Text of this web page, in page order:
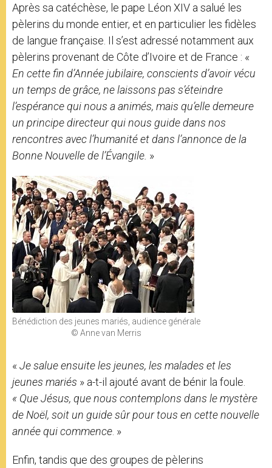
Après sa catéchèse, le pape Léon XIV a salué les
pèlerins du monde entier, et en particulier les fidèles
de langue française. Il s’est adressé notamment aux
pèlerins provenant de Côte d’Ivoire et de France : «
En cette fin d’Année jubilaire, conscients d’avoir vécu
un temps de grâce, ne laissons pas s’éteindre
l’espérance qui nous a animés, mais qu’elle demeure
un principe directeur qui nous guide dans nos
rencontres avec l’humanité et dans l’annonce de la
Bonne Nouvelle de l’Évangile. »
Bénédiction des jeunes mariés, audience générale
© Anne van Merris
« Je salue ensuite les jeunes, les malades et les
jeunes mariés » a-t-il ajouté avant de bénir la foule.
« Que Jésus, que nous contemplons dans le mystère
de Noël, soit un guide sûr pour tous en cette nouvelle
année qui commence . »
Enfin, tandis que des groupes de pèlerins